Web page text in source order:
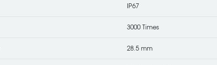
IP67
3000 Times
28.5 mm